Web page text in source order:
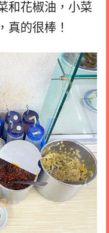
和花椒油，小菜
真的很棒！